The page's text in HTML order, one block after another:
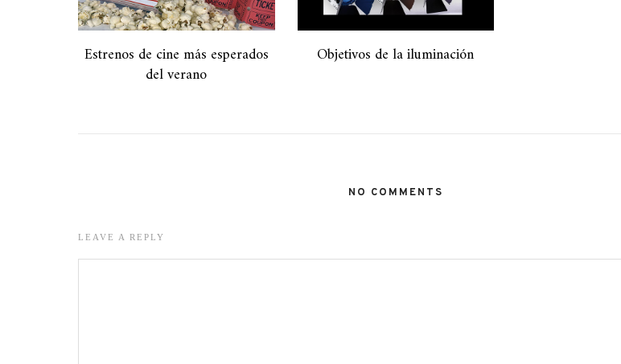
Estrenos de cine más esperados
del verano
Objetivos de la iluminación
NO COMMENTS
LEAVE A REPLY